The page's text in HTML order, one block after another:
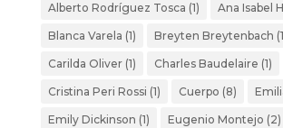
Alberto Rodríguez Tosca (1) Ana Isabel
Blanca Varela (1) Breyten Breytenbach
Carilda Oliver(1) Charles Baudelaire (1)
Cristina Peri Rossi (1) Cuerpo (8)
Emily Dickinson (1) Eugenio Montejo (2)